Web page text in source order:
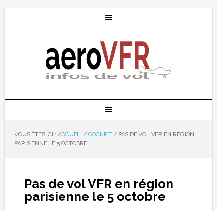
VOUS ÊTES ICI : ACCUEIL / COCKPIT /PAS DE VOL VFR EN RÉGION
PARISIENNE LE 5 OCTOBRE
Pas de vol VFR en région
parisienne le 5 octobre